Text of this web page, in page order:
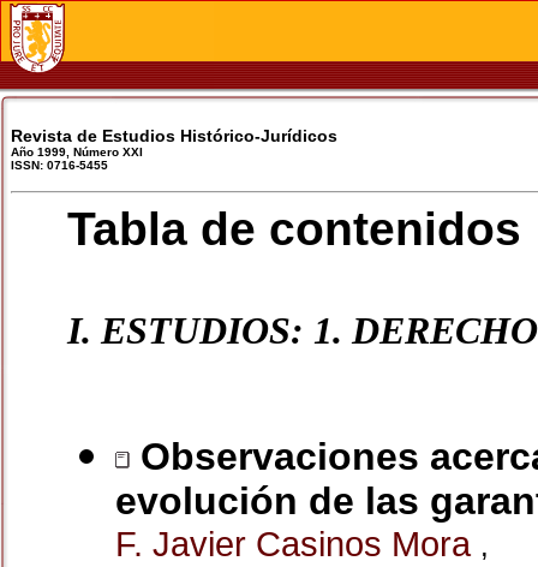
Revista de Estudios Histórico-Jurídicos
Año 1999, Número XXI
ISSN: 0716-5455
Tabla de contenidos
I. ESTUDIOS: 1.
Observaciones
evolución de las
F. Javier Casinos Mora ,